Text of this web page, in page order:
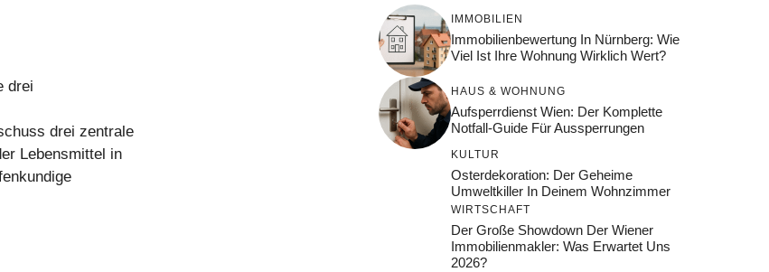
drei
drei zentrale
Lebensmittel in
IMMOBILIEN
Immobilienbewertung In Nürnberg: Wie
Viel Ist Ihre Wohnung Wirklich Wert?
HAUS & WOHNUNG
Aufsperrdienst Wien: Der Komplette
Notfall-Guide Für Aussperrungen
KULTUR
Osterdekoration: Der Geheime
Umweltkiller In Deinem Wohnzimmer
WIRTSCHAFT
Der Große Showdown Der Wiener
Immobilienmakler: Was Erwartet Uns
2026?